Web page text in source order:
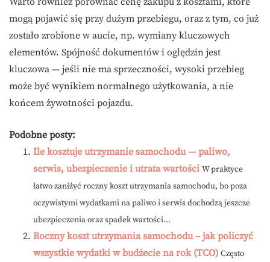
mogą pojawić się przy dużym przebiegu, oraz z tym, co już
zostało zrobione w aucie, np. wymiany kluczowych
elementów. Spójność dokumentów i oględzin jest
kluczowa — jeśli nie ma sprzeczności, wysoki przebieg
może być wynikiem normalnego użytkowania, a nie
końcem żywotności pojazdu.
Podobne posty:
Ile kosztuje utrzymanie samochodu — paliwo,
serwis, ubezpieczenie i utrata wartości W praktyce
łatwo zaniżyć roczny koszt utrzymania samochodu, bo poza
oczywistymi wydatkami na paliwo i serwis dochodzą jeszcze
ubezpieczenia oraz spadek wartości...
Roczny koszt utrzymania samochodu – jak policzyć
wszystkie wydatki w budżecie na rok (TCO) Często